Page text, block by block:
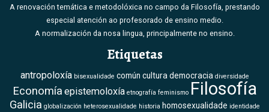
A renovación temática e metodolóxica no campo da Filosofía, prestando
especial atención ao profesorado de ensino medio.
A normalización da nosa lingua, principalmente no ensino.
Etiquetas
antropoloxía bisexualidade común cultura democracia diversidade
Economía epistemoloxía etnografía feminismo Filosofía
Galicia globalización heterosexualidade historia homosexualidade identidade